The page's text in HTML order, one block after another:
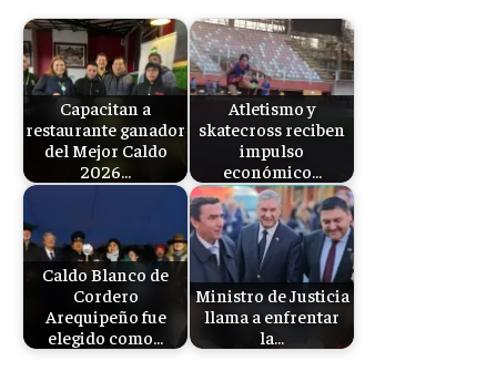
Capacitan a
restaurante ganador
del Mejor Caldo
2026…
Atletismo y
skatecross reciben
impulso
económico…
Caldo Blanco de
Cordero
Arequipeño fue
elegido como…
Ministro de Justicia
llama a enfrentar
la…